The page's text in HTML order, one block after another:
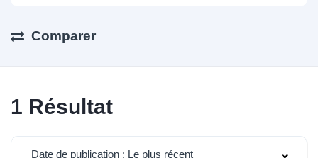
Comparer
1 Résultat
Date de publication : Le plus récent